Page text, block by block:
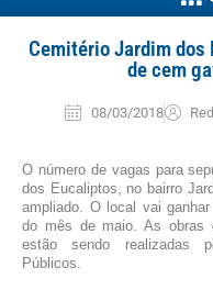
Cemitério Jardim dos
de cem
08/03/2018
O número de vagas para
dos Eucaliptos, no bairro
ampliado. O local vai
do mês de maio. As obras
estão sendo realizadas
Públicos.